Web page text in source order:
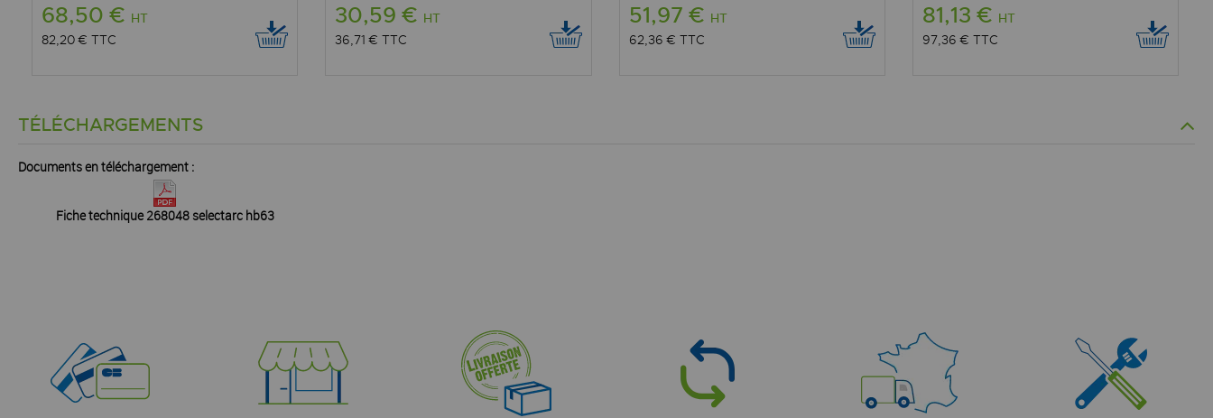
68,50 € HT
82,20 € TTC
30,59 € HT
36,71 €TTC
51,97 € HT
62,36 € TTC
81,13 € HT
97,36 € TTC
TÉLÉCHARGEMENTS
Documents en téléchargement :
Fiche technique 268048 selectarc hb63